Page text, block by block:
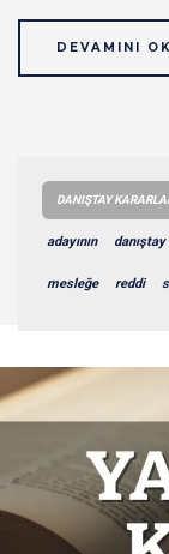
DEVAMINI
DANIŞTAY
adayının danıştay
mesleğe reddi